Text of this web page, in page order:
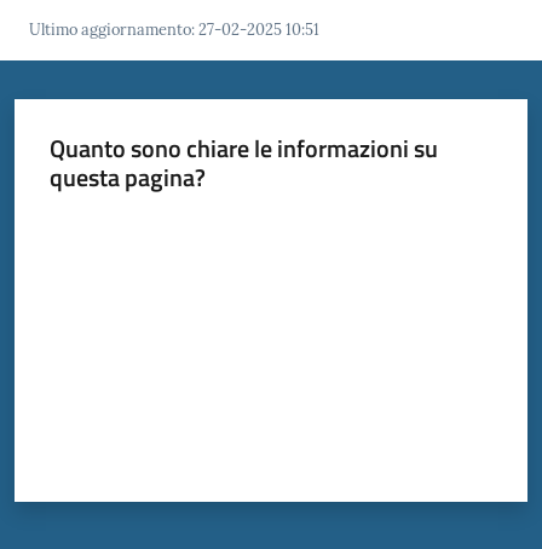
Ultimo aggiornamento:27-02-2025 10:51
Quanto sono chiare le informazioni su
questa pagina?